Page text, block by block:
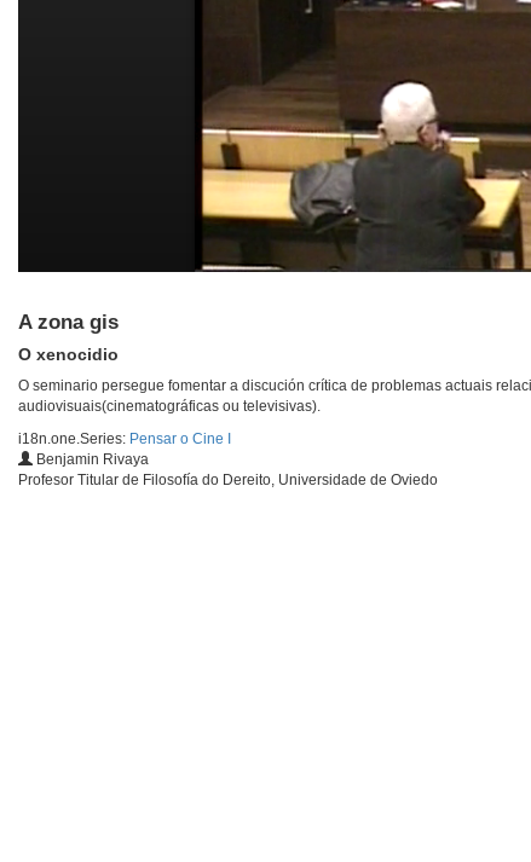
A zona gis
O xenocidio
O seminario persegue fomentar a discución crítica de problemas actuais
audiovisuais(cinematográficas ou televisivas).
i18n.one.Series: Pensar o Cine I
Benjamin Rivaya
Profesor Titular de Filosofía do Dereito, Universidade de Oviedo